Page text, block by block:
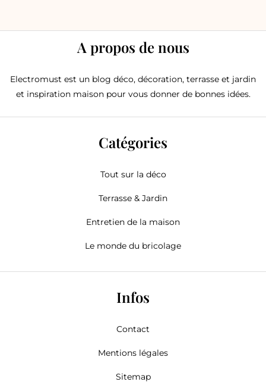
A propos de nous
Electromust est un blog déco, décoration, terrasse et jardin
et inspiration maison pour vous donner de bonnes idées.
Catégories
Tout sur la déco
Terrasse & Jardin
Entretien de la maison
Le monde du bricolage
Infos
Contact
Mentions légales
Sitemap